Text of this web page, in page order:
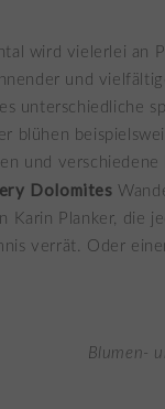
wird vielerlei an
und
unterschiedliche
blühen
und
Dolomites
Karin Planker, die
verrät. Oder
Blumen-